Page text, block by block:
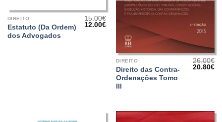
DIREITO
Estatuto (Da Ordem)
dos Advogados
15.00€
O
12.00€O
12.00€.
DIREITO
Direito das Contra-
Ordenações Tomo
26.00€
O
20.80€O